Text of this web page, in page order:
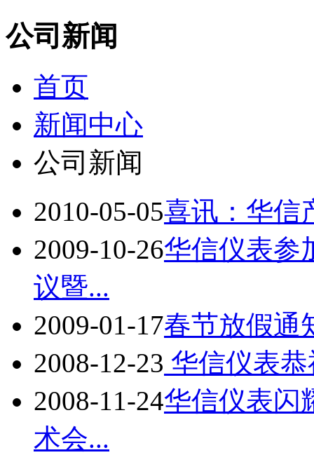
公司新闻
首页
新闻中心
公司新闻
2010-05-05喜讯：华信
2009-10-26华信仪表参
议暨...
2009-01-17春节放假通
2008-12-23 华信仪表
2008-11-24华信仪表闪
术会...